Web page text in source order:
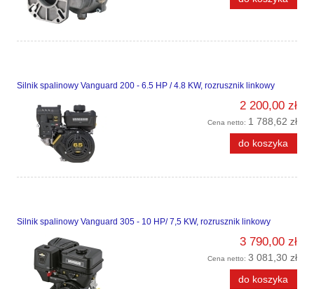
Silnik spalinowy Vanguard 200 - 6.5 HP / 4.8 KW, rozrusznik linkowy
2 200,00 zł
Cena netto: 1 788,62 zł
do koszyka
Silnik spalinowy Vanguard 305 - 10 HP/ 7,5 KW, rozrusznik linkowy
3 790,00 zł
Cena netto: 3 081,30 zł
do koszyka